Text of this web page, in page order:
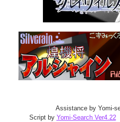
Assistance by Yomi-
Script by Yomi-Search Ver4.22